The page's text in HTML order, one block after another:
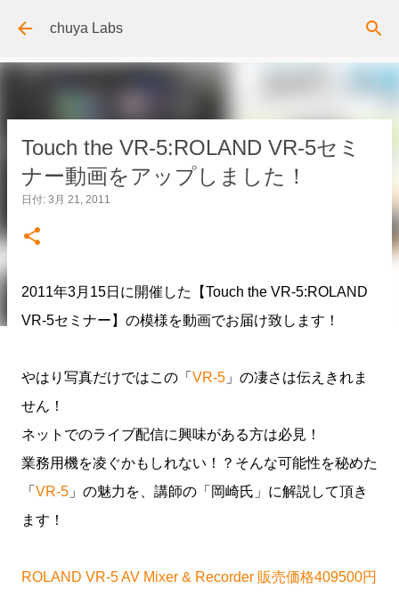
スキップしてメイン コンテンツに移動
chuya Labs
Touch the VR-5:ROLAND VR-5セミ
ナー動画をアップしました！
日付: 3月 21, 2011
2011年3月15日に開催した【Touch the VR-5:ROLAND
VR-5セミナー】の模様を動画でお届け致します！
やはり写真だけではこの「 VR-5 」の凄さは伝えきれま
せん！
ネットでのライブ配信に興味がある方は必見！
業務用機を凌ぐかもしれない！？そんな可能性を秘めた
「 VR-5 」の魅力を、講師の「岡崎氏」に解説して頂き
ます！
ROLAND VR-5 AV Mixer & Recorder 販売価格409500円